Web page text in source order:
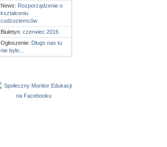
News: Rozporządzenie o
kształceniu
cudzoziemców
Biuletyn: czerwiec 2016
Ogłoszenie: Długo nas tu
nie było...